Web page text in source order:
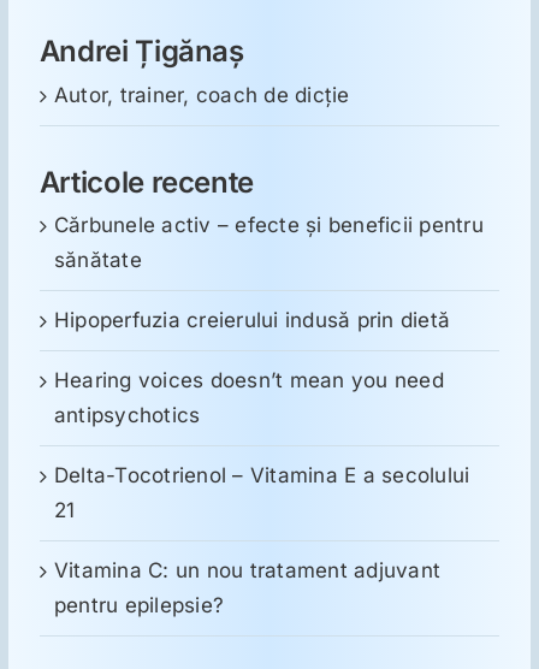
Andrei Țigănaș
Autor, trainer, coach de dicție
Articole recente
Cărbunele activ – efecte și beneficii pentru
sănătate
Hipoperfuzia creierului indusă prin dietă
Hearing voices doesn’t mean you need
antipsychotics
Delta-Tocotrienol – Vitamina E a secolului
21
Vitamina C: un nou tratament adjuvant
pentru epilepsie?